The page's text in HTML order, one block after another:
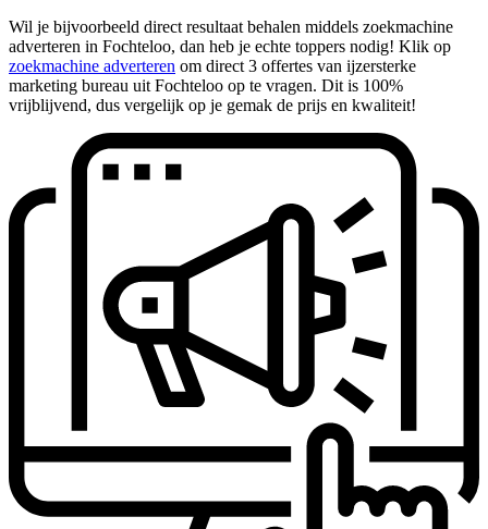
Wil je bijvoorbeeld direct resultaat behalen middels zoekmachine
adverteren in Fochteloo, dan heb je echte toppers nodig! Klik op
zoekmachine adverteren om direct 3 offertes van ijzersterke
marketing bureau uit Fochteloo op te vragen. Dit is 100%
vrijblijvend, dus vergelijk op je gemak de prijs en kwaliteit!